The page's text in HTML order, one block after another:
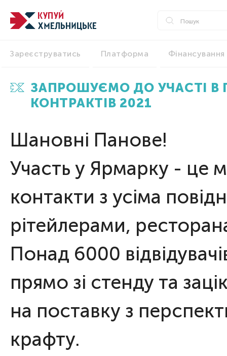
Зареєструватись Платформа Фінансування
ЗАПРОШУЄМО ДО УЧАСТІ
КОНТРАКТІВ 2021
Шановні Панове!
Участь у Ярмарку - це
контакти з усіма
рітейлерами,
Понад 6000
прямо зі стенду та
на поставку з
крафту.